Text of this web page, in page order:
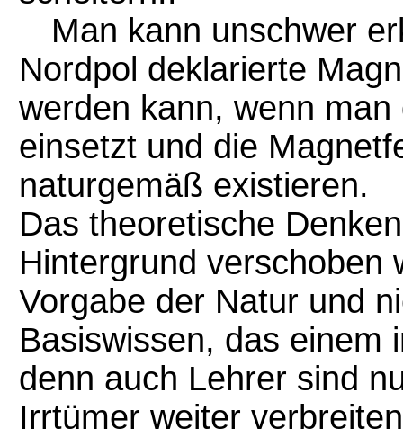
Man kann unschwer
Nordpol deklarierte
werden kann, wenn
einsetzt und die
naturgemäß existieren.
Das theoretische
Hintergrund verschoben
Vorgabe der Natur und
Basiswissen, das einem
denn auch Lehrer sind
Irrtümer weiter